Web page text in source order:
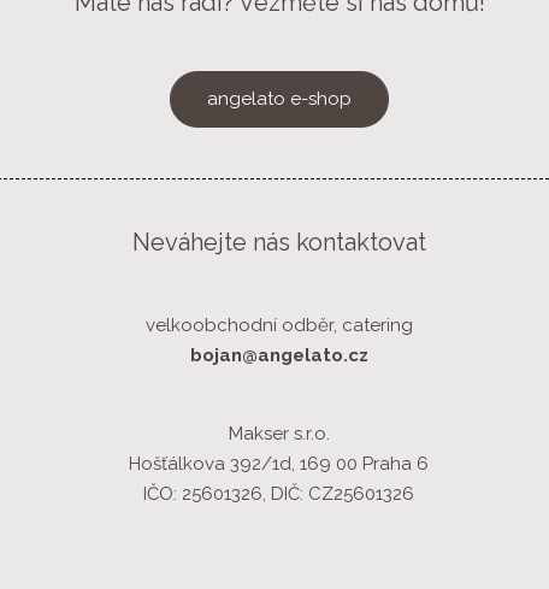
angelato e-shop
Neváhejte nás kontaktovat
velkoobchodní odběr, catering
bojan@angelato.cz
Makser s.r.o.
Hošťálkova 392/1d, 169 00 Praha 6
IČO: 25601326, DIČ: CZ25601326